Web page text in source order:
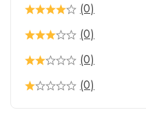
(0)
(0)
(0)
(0)